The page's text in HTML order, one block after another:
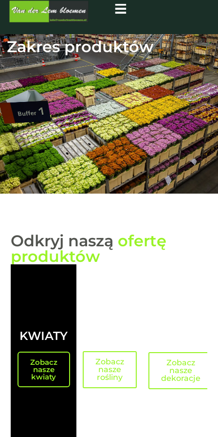
Zakres produktów
Odkryj naszą ofertę
produktów
KWIATY
Zobacz
nasze
kwiaty
Zobacz
nasze
rośliny
Zobacz
nasze
dekoracje